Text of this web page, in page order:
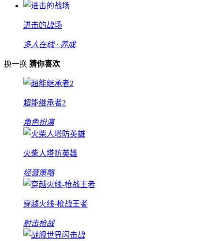
进击的战场
多人在线 · 养成
换一换 猜你喜欢
超能继承者2
角色扮演
火柴人塔防英雄
经营策略
穿越火线-枪战王者
射击枪战